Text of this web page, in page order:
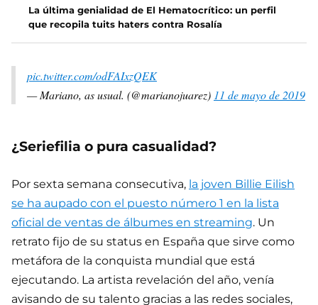
La última genialidad de El Hematocrítico: un perfil
que recopila tuits haters contra Rosalía
pic.twitter.com/odFAIxzQEK
— Mariano, as usual. (@marianojuarez) 11 de mayo de 2019
¿Seriefilia o pura casualidad?
Por sexta semana consecutiva, la joven Billie Eilish
se ha aupado con el puesto número 1 en la lista
oficial de ventas de álbumes en streaming. Un
retrato fijo de su status en España que sirve como
metáfora de la conquista mundial que está
ejecutando. La artista revelación del año, venía
avisando de su talento gracias a las redes sociales,